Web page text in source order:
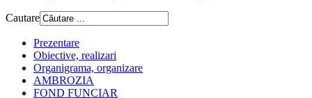
Cautare
Prezentare
Obiective, realizari
Organigrama, organizare
AMBROZIA
FOND FUNCIAR